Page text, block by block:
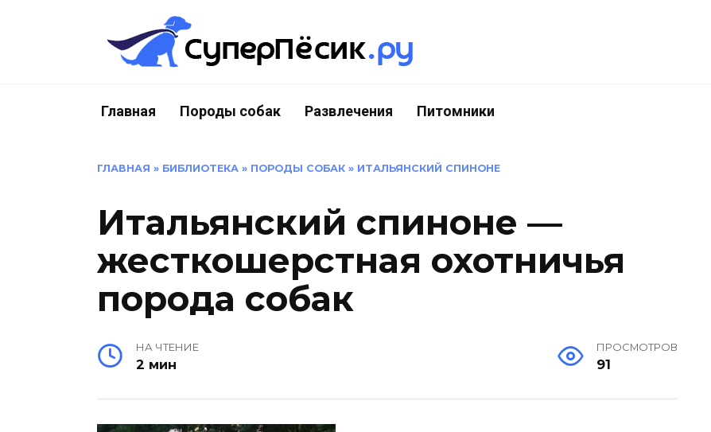
Главная Породы собак Развлечения Питомники
ГЛАВНАЯ » БИБЛИОТЕКА » ПОРОДЫ СОБАК » ИТАЛЬЯНСКИЙ СПИНОНЕ
Итальянский спиноне —
жесткошерстная охотничья
порода собак
НА ЧТЕНИЕ
2 мин
ПРОСМОТРОВ
91